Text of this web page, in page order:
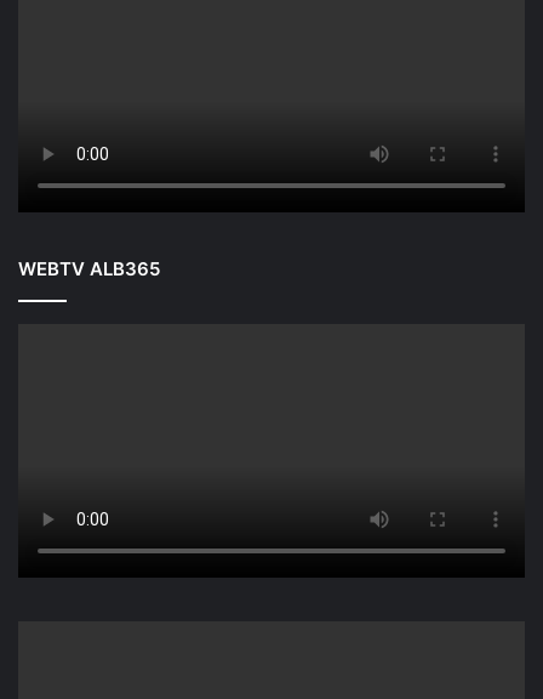
WEBTV ALB365